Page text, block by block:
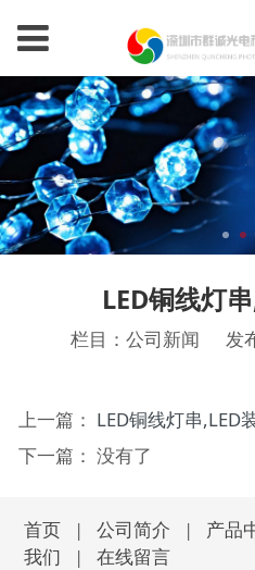
LED铜线灯
栏目：公司新闻 发
上一篇： LED铜线灯串,LED
下一篇： 没有了
首页| 公司简介 | 产品
我们 | 在线留言